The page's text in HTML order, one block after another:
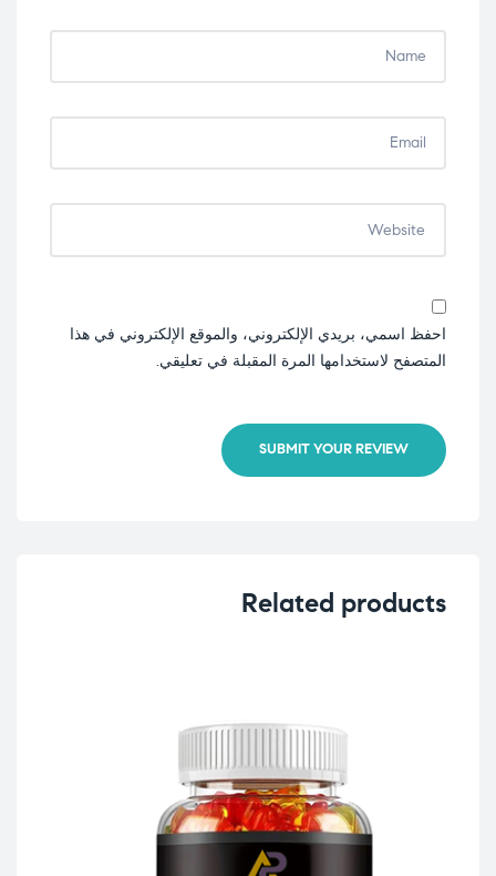
احفظ اسمي، بريدي الإلكتروني، والموقع الإلكتروني في هذا
المتصفح لاستخدامها المرة المقبلة في تعليقي.
SUBMIT YOUR REVIEW
Related products